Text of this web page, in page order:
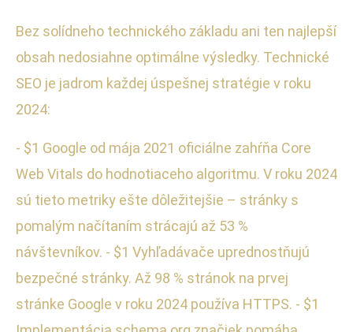
Bez solídneho technického základu ani ten najlepší
obsah nedosiahne optimálne výsledky. Technické
SEO je jadrom každej úspešnej stratégie v roku
2024:
- $1 Google od mája 2021 oficiálne zahŕňa Core
Web Vitals do hodnotiaceho algoritmu. V roku 2024
sú tieto metriky ešte dôležitejšie – stránky s
pomalým načítaním strácajú až 53 %
návštevníkov. - $1 Vyhľadávače uprednostňujú
bezpečné stránky. Až 98 % stránok na prvej
stránke Google v roku 2024 používa HTTPS. - $1